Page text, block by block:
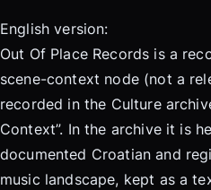
English version:
Out Of Place Records is a
scene-context node (not a
recorded in the Culture
Context”. In the archive it is
documented Croatian and
music landscape, kept as a